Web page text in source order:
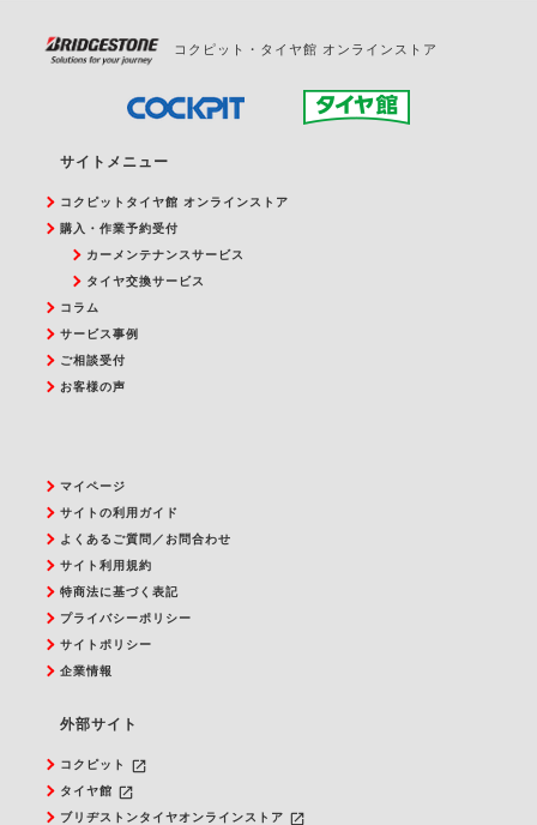
コクピット・タイヤ館 オンラインストア
サイトメニュー
コクピットタイヤ館 オンラインストア
購入・作業予約受付
カーメンテナンスサービス
タイヤ交換サービス
コラム
サービス事例
ご相談受付
お客様の声
マイページ
サイトの利用ガイド
よくあるご質問／お問合わせ
サイト利用規約
特商法に基づく表記
プライバシーポリシー
サイトポリシー
企業情報
外部サイト
コクピット launch
タイヤ館 launch
ブリヂストンタイヤオンラインストア launch